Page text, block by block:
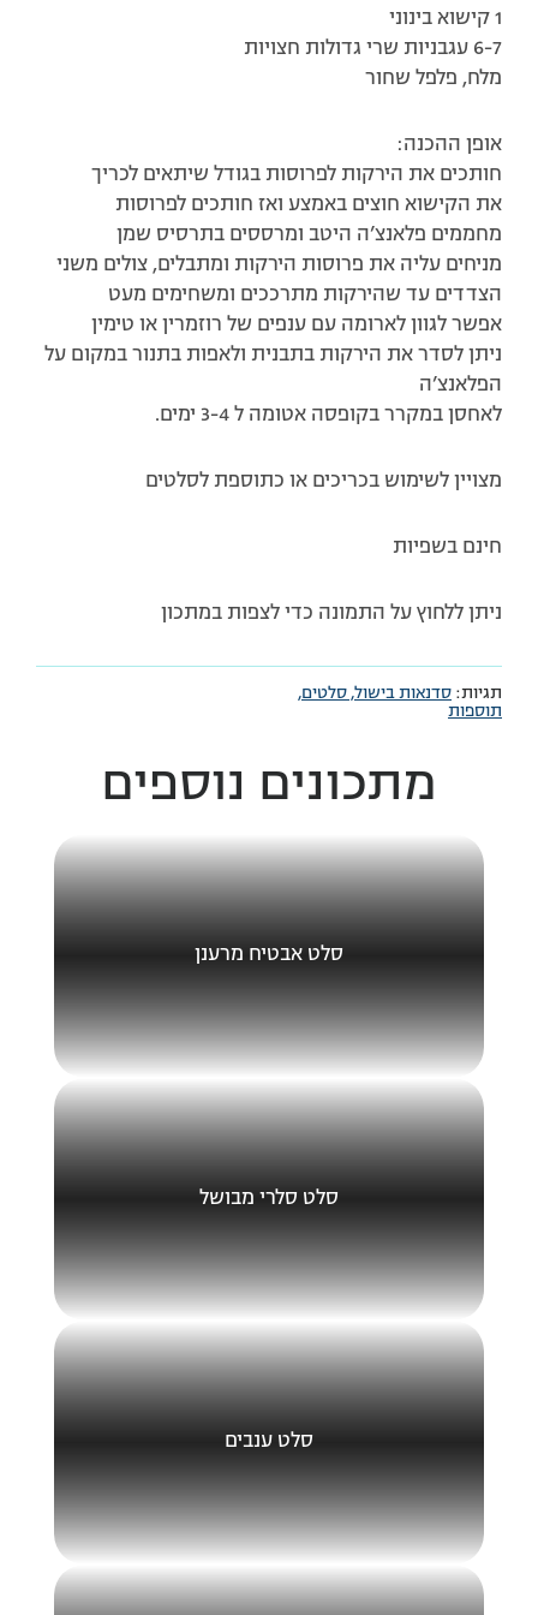
1 קישוא בינוני
6-7 עגבניות שרי גדולות חצויות
מלח, פלפל שחור
אופן ההכנה:
חותכים את הירקות לפרוסות בגודל שיתאים לכריך
את הקישוא חוצים באמצע ואז חותכים לפרוסות
מחממים פלאנצ’ה היטב ומרססים בתרסיס שמן
מניחים עליה את פרוסות הירקות ומתבלים, צולים משני
הצדדים עד שהירקות מתרככים ומשחימים מעט
אפשר לגוון לארומה עם ענפים של רוזמרין או טימין
ניתן לסדר את הירקות בתבנית ולאפות בתנור במקום על
הפלאנצ’ה
לאחסן במקרר בקופסה אטומה ל 3-4 ימים.
מצויין לשימוש בכריכים או כתוספת לסלטים
חינם בשפיות
ניתן ללחוץ על התמונה כדי לצפות במתכון
תגיות: סדנאות בישול,סלטים,
תוספות
מתכונים נוספים
סלט אבטיח מרענן
סלט סלרי מבושל
סלט ענבים